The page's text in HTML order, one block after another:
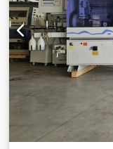
adjustable
switchable - Flat
panel Power
servomotor
thickness: 0.4 - 8.0
(incl. feeder table):
good condition,